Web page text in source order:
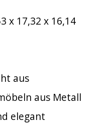
x 17,32 x 16,14
aus
aus Metall
elegant